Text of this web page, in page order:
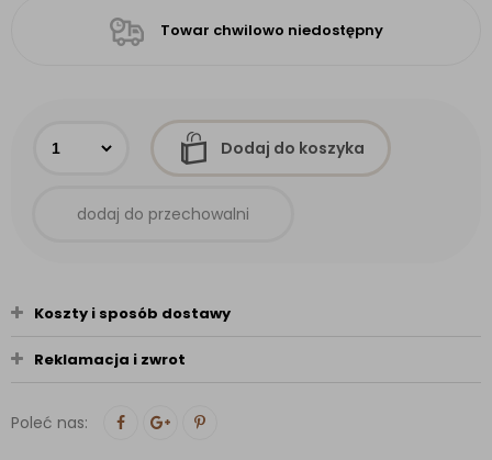
Towar chwilowo niedostępny
Dodaj do koszyka
dodaj do przechowalni
Koszty i sposób dostawy
Reklamacja i zwrot
Poleć nas: